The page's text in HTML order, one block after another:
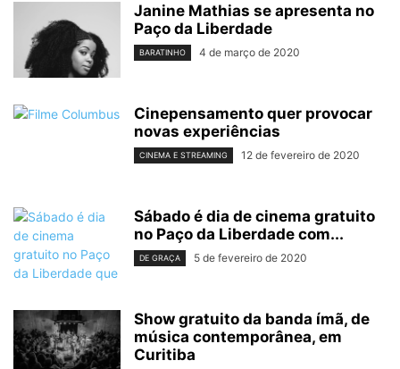
Janine Mathias se apresenta no
Paço da Liberdade
BARATINHO 4 de março de 2020
Cinepensamento quer provocar
novas experiências
CINEMA E STREAMING 12 de fevereiro de 2020
Sábado é dia de cinema gratuito
no Paço da Liberdade com...
DE GRAÇA 5 de fevereiro de 2020
Show gratuito da banda ímã, de
música contemporânea, em
Curitiba